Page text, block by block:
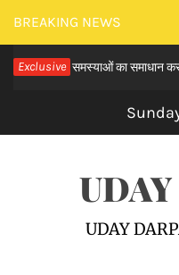
Skip
to
content
BREAKING NEWS
Exclusive
समस्याओं का समाधान करवाने के
UDAY